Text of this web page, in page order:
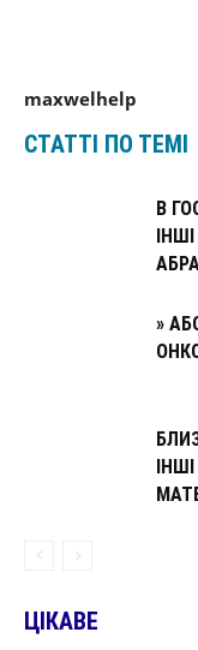
maxwelhelp
СТАТТІ ПО ТЕМІ
В
»
ЦІКАВЕ